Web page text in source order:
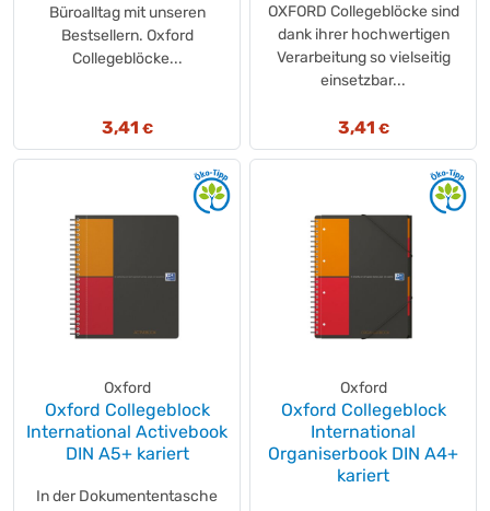
Büroalltag mit unseren
Bestsellern. Oxford
Collegeblöcke...
3,41 €
OXFORD Collegeblöcke sind
dank ihrer hochwertigen
Verarbeitung so vielseitig
einsetzbar...
3,41 €
Oxford
Oxford Collegeblock
International Activebook
DIN A5+ kariert
In der Dokumententasche
Oxford
Oxford Collegeblock
International
Organiserbook DIN A4+
kariert